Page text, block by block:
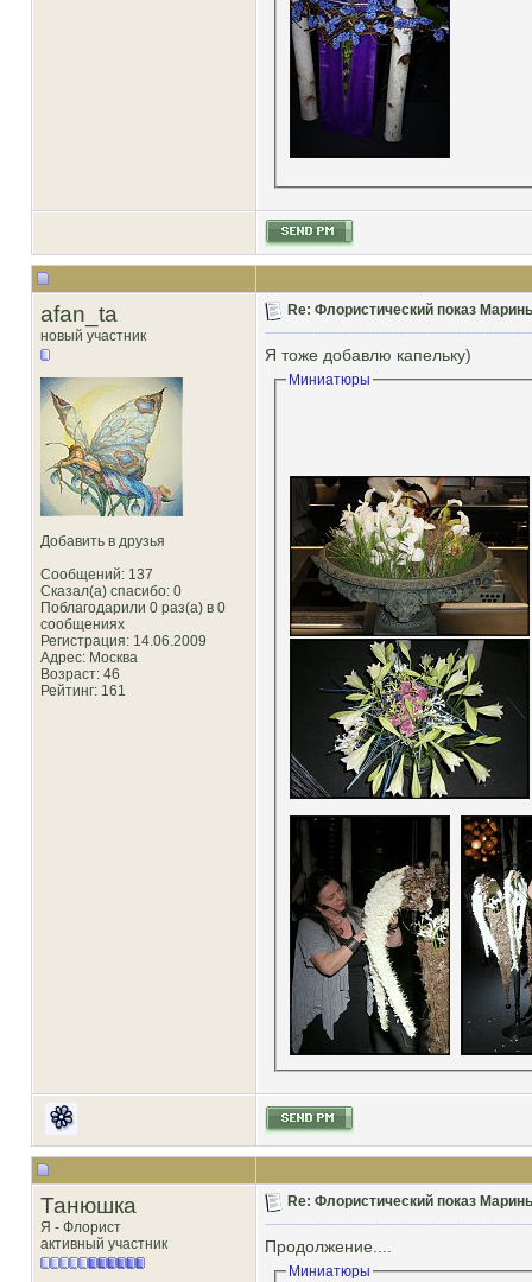
afan_ta
новый участник
Добавить в друзья
Сообщений: 137
Сказал(а) спасибо: 0
Поблагодарили 0 раз(а) в 0
сообщениях
Регистрация: 14.06.2009
Адрес: Москва
Возраст: 46
Рейтинг: 161
Re: Флористический показ
Я тоже добавлю капельку)
Миниатюры
Танюшка
Я - Флорист
активный участник
Re: Флористический показ
Продолжение....
Миниатюры